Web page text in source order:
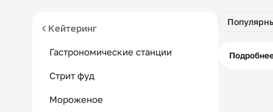
Кейтеринг
Гастрономические станции
Стрит фуд
Мороженое